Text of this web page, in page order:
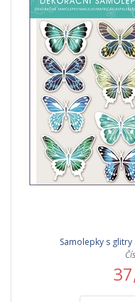
Samolepky s